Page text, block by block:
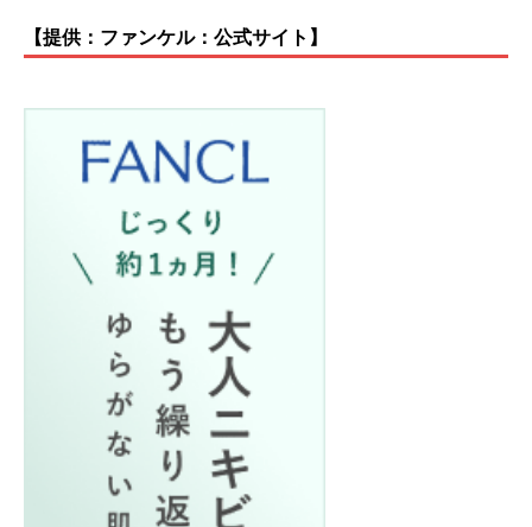
【提供：ファンケル：公式サイト】